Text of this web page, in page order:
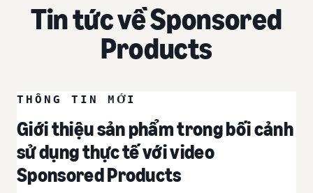
Tin tức về Sponsored
Products
THÔNG TIN MỚI
Giới thiệu sản phẩm trong bối cảnh
sử dụng thực tế với video
Sponsored Products